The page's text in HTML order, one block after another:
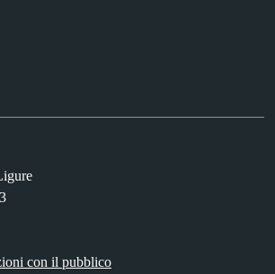
con il pubblico